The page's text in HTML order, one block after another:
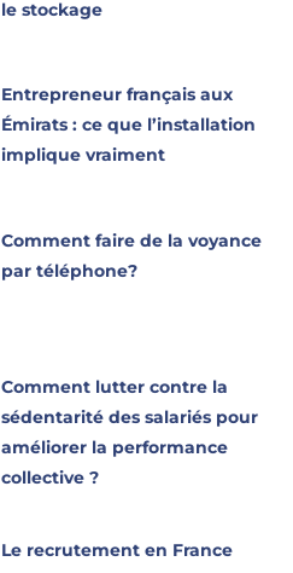
le stockage
Entrepreneur français aux
Émirats : ce que l’installation
implique vraiment
Comment faire de la voyance
par téléphone?
Comment lutter contre la
sédentarité des salariés pour
améliorer la performance
collective ?
Le recrutement en France